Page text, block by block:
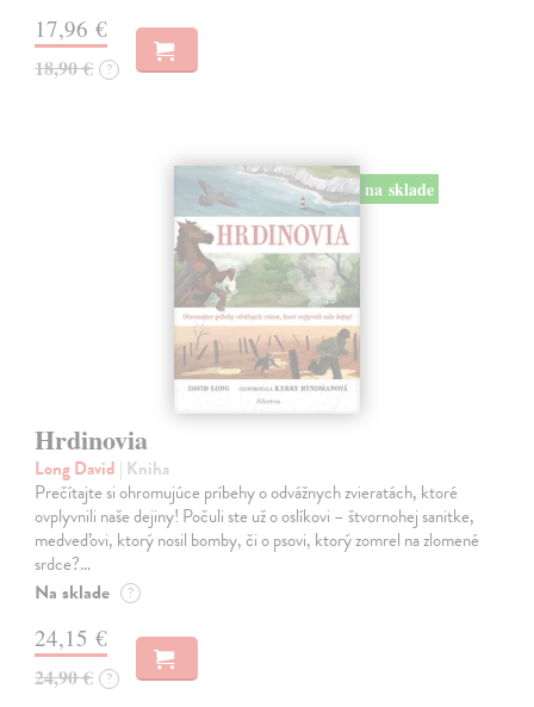
17,96 €
18,90 € ?
na sklade
Hrdinovia
Long David | Kniha
Prečítajte si ohromujúce príbehy o odvážnych zvieratách, ktoré
ovplyvnili naše dejiny! Počuli ste už o oslíkovi – štvornohej sanitke,
medveďovi, ktorý nosil bomby, či o psovi, ktorý zomrel na zlomené
srdce?…
Na sklade ?
24,15 €
24,90 € ?